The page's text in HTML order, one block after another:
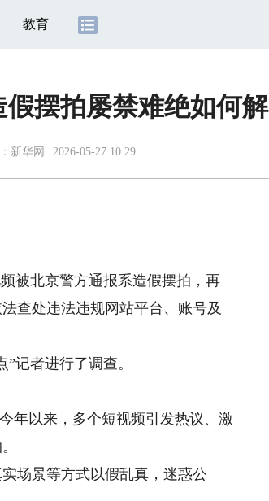
教育
假摆拍屡禁难绝如何解
新华网 2026-05-27 10:29
被北京警方通报系造假摆拍，再
查处违法违规网站平台、账号及
者进行了调查。
以来，多个短视频引发热议、激
场景等方式以假乱真，迷惑公